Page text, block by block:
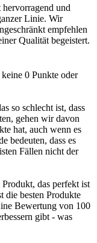
und
Linie. Wir
empfehlen
Qualität begeistert.
0 Punkte oder
so schlecht ist, dass
gehen wir davon
hat, auch wenn es
bedeuten, dass es
Fällen nicht der
das perfekt ist
die besten Produkte
Bewertung von 100
gibt - was